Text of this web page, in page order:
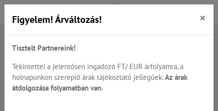
Főoldal Termékek
Rozsdamentes asztalok
Figyelem! Árváltozás! ×
Tisztelt Partnereink!
Tekintettel a jelentősen ingadozó FT/ EUR árfolyamra, a
holnapunkon szereplő árak tájékoztató jellegűek. Az árak
átdolgozása folyamatban van.